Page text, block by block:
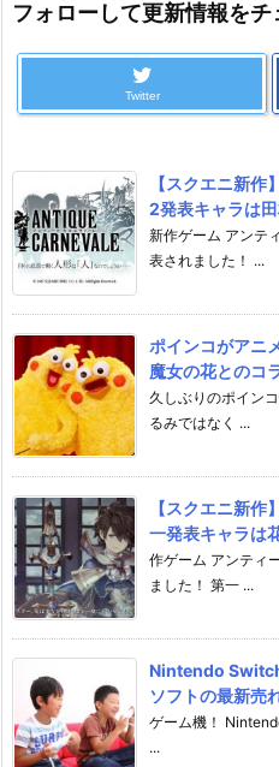
フォローして更新情報をチ
Twitter
【スクエニ新
2発表キャラは
新作ゲーム アンテ
表されました！ ...
ポインコがアニ
魔女の花とのコ
久しぶりのポイン
るみではなく ...
【スクエニ新
一発表キャラは
作ゲーム アンティ
ました！ 第一 ...
Nintendo
ソフトの最新売
ゲーム機！
...